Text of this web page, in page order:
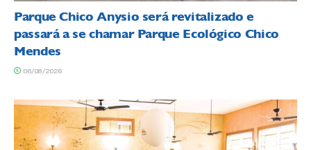
Parque Chico Anysio será revitalizado e
passará a se chamar Parque Ecológico Chico
Mendes
06/08/2026